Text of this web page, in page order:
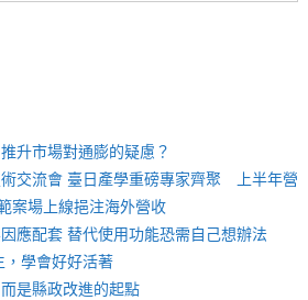
升市場對通膨的疑慮？
交流會 臺日產學重磅專家齊聚 上半年營
案場上線挹注海外營收
應配套 替代使用功能恐需自己想辦法
，學會好好活著
是縣政改進的起點